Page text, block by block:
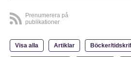
Prenumerera på
publikationer
Visa alla Artiklar Böcker/